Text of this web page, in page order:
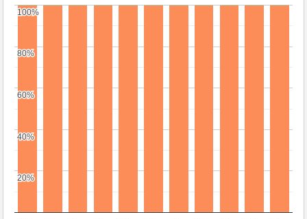
20%
20%
40%
40%
60%
60%
80%
80%
100%
100%